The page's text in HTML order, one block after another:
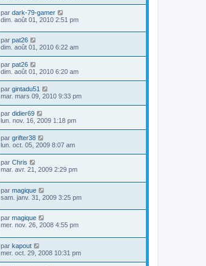
par dark-79-gamer
dim. août 01, 2010 2:51 pm
par pat26
dim. août 01, 2010 6:22 am
par pat26
dim. août 01, 2010 6:20 am
par gintadu51
mar. mars 09, 2010 9:33 pm
par didier69
lun. nov. 16, 2009 1:18 pm
par grifter38
lun. oct. 05, 2009 8:07 am
par Chris
mar. avr. 21, 2009 2:29 pm
par magique
sam. janv. 31, 2009 3:25 pm
par magique
mer. nov. 26, 2008 4:55 pm
par kapout
mer. oct. 29, 2008 10:31 pm